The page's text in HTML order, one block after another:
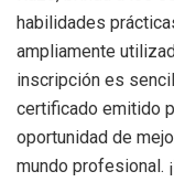
habilidades
ampliamente
inscripción es
certificado emitido
oportunidad de
mundo profesional.